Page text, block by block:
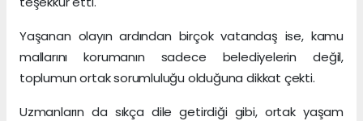
Yaşanan olayın ardından birçok vatandaş ise, kamu
mallarını korumanın sadece belediyelerin değil,
toplumun ortak sorumluluğu olduğuna dikkat çekti.
Uzmanların da sıkça dile getirdiği gibi, ortak yaşam